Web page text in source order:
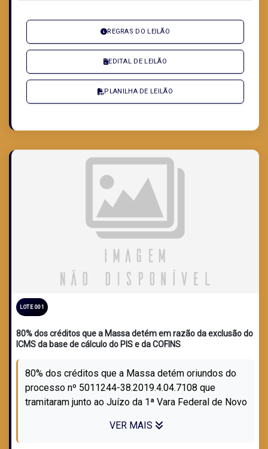
REGRAS DO LEILÃO
EDITAL DE LEILÃO
PLANILHA DE LEILÃO
LOTE 001
80% dos créditos que a Massa detém em razão da exclusão do
ICMS da base de cálculo do PIS e da COFINS
80% dos créditos que a Massa detém oriundos do
processo nº 5011244-38.2019.4.04.7108 que
tramitaram junto ao Juízo da 1ª Vara Federal de Novo
VER MAIS